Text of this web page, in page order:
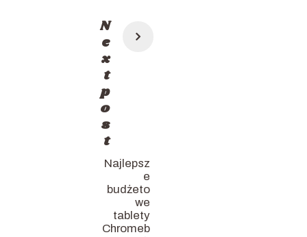
Post
navigation
N
e
x
t
p
o
s
t
Najlepsz
e
budżeto
we
tablety
Chromeb